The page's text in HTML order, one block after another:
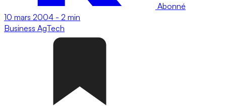
Abonné
10 mars 2004 - 2 min
Business AgTech